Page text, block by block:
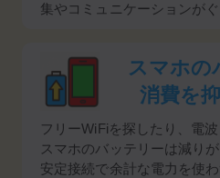
集やコミュニケーションが
スマホの
消費を
フリーWiFiを探したり、電
スマホのバッテリーは減り
安定接続で余計な電力を使